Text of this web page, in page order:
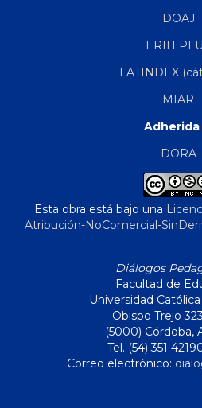
DOAJ
ERIH
LATINDEX
MIAR
Adherida
DORA
Esta obra está bajo una
Atribución-NoComercial-
Diálogos
Facultad de
Universidad
Obispo Trejo
(5000) Córdoba,
Tel. (54) 351
Correo electrónico: